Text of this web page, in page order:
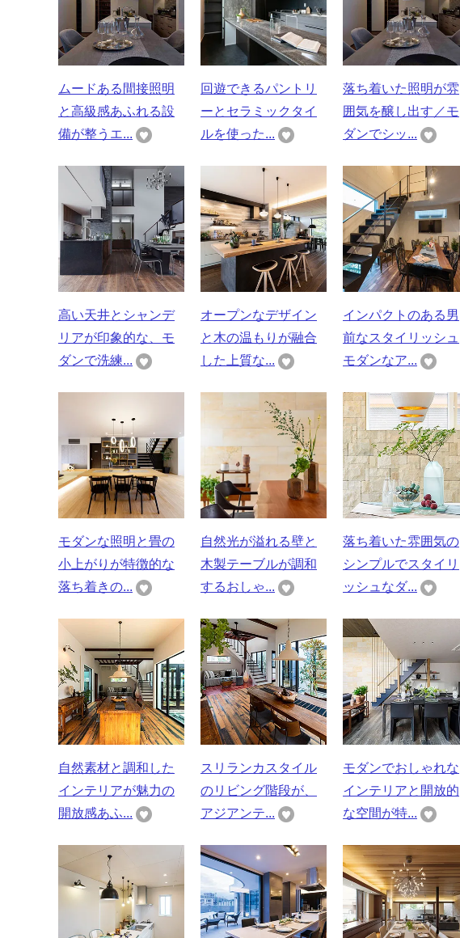
ムードある間接照明
と高級感あふれる設
備が整うエ...
回遊できるパントリ
ーとセラミックタイ
ルを使った...
落ち着いた照明が雰
囲気を醸し出す／モ
ダンでシッ...
高い天井とシャンデ
リアが印象的な、モ
ダンで洗練...
オープンなデザイン
と木の温もりが融合
した上質な...
インパクトのある男
前なスタイリッシュ
モダンなア...
モダンな照明と畳の
小上がりが特徴的な
落ち着きの...
自然光が溢れる壁と
木製テーブルが調和
するおしゃ...
落ち着いた雰囲気の
シンプルでスタイリ
ッシュなダ...
自然素材と調和した
インテリアが魅力の
開放感あふ...
スリランカスタイル
のリビング階段が、
アジアンテ...
モダンでおしゃれな
インテリアと開放的
な空間が特...